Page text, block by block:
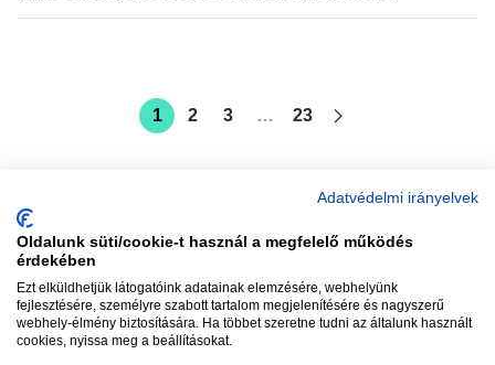
1 2 3 … 23
Szerkesztőség:szerk@vadhajtasok.hu
Modi:moderator@vadhajtasok.hu
Adatvédelmi irányelvek
Oldalunk süti/cookie-t használ a megfelelő működés
érdekében
Ezt elküldhetjük látogatóink adatainak elemzésére, webhelyünk
fejlesztésére, személyre szabott tartalom megjelenítésére és nagyszerű
webhely-élmény biztosítására. Ha többet szeretne tudni az általunk használt
cookies, nyissa meg a beállításokat.